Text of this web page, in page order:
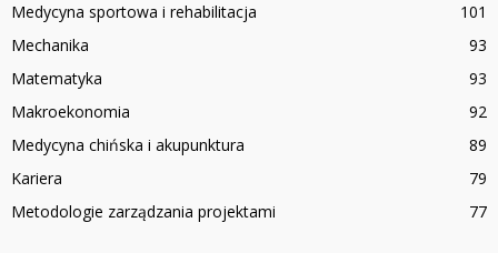
Medycyna sportowa i rehabilitacja
101
Mechanika
93
Matematyka
93
Makroekonomia
92
Medycyna chińska i akupunktura
89
Kariera
79
Metodologie zarządzania projektami
77